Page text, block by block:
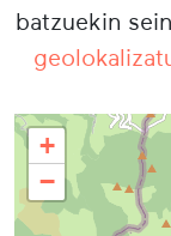
batzuekin
+
−